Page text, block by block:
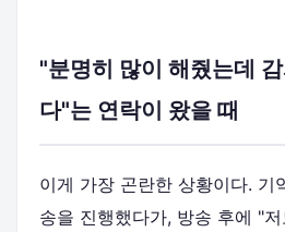
"분명히 많이 해줬는데
다"는 연락이 왔을 때
이게 가장 곤란한 상황이다. 기
송을 진행했다가, 방송 후에 "